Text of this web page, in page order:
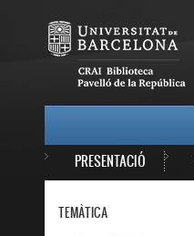
PRESENTACIÓ
TEMÀTICA